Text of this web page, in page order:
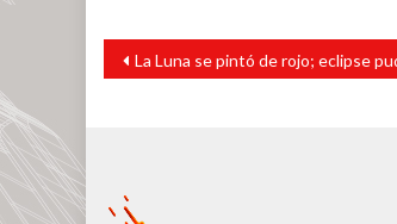
Navegación
entradas
La Luna se pintó de rojo; eclipse pudo verse